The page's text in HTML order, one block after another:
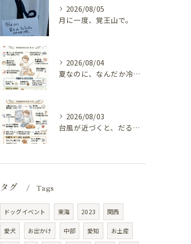
2026/08/05
月に一度、覚王山で。
2026/08/04
夏なのに、なんだか冷えてる（内臓の冷えと自律神経）
2026/08/03
台風が近づくと、だるい（気圧と自律神経）
タグ Tags
ドッグイベント 東海 2023 関西
愛犬 お出かけ 中部 愛知 お土産